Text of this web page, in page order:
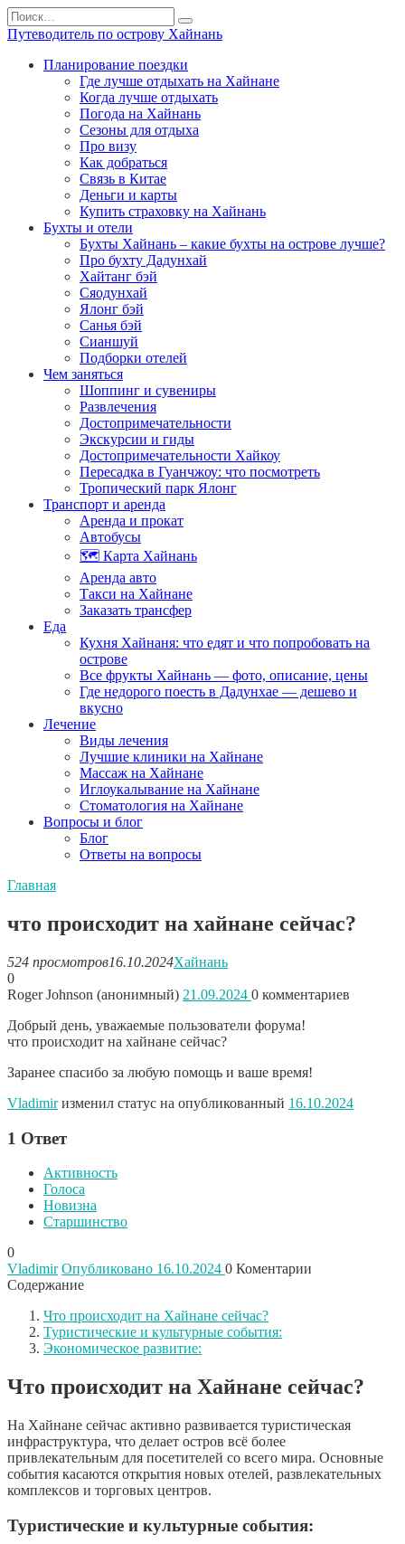
Перейти
к
содержанию
Search
for:
Путеводитель по острову Хайнань
Планирование поездки
Где лучше отдыхать на Хайнане
Когда лучше отдыхать
Погода на Хайнань
Сезоны для отдыха
Про визу
Как добраться
Связь в Китае
Деньги и карты
Купить страховку на Хайнань
Бухты и отели
Бухты Хайнань – какие бухты на острове лучше?
Про бухту Дадунхай
Хайтанг бэй
Сяодунхай
Ялонг бэй
Санья бэй
Сианшуй
Подборки отелей
Чем заняться
Шоппинг и сувениры
Развлечения
Достопримечательности
Экскурсии и гиды
Достопримечательности Хайкоу
Пересадка в Гуанчжоу: что посмотреть
Тропический парк Ялонг
Транспорт и аренда
Аренда и прокат
Автобусы
🗺️ Карта Хайнань
Аренда авто
Такси на Хайнане
Заказать трансфер
Еда
Кухня Хайнаня: что едят и что попробовать на
острове
Все фрукты Хайнань — фото, описание, цены
Где недорого поесть в Дадунхае — дешево и
вкусно
Лечение
Виды лечения
Лучшие клиники на Хайнане
Массаж на Хайнане
Иглоукалывание на Хайнане
Стоматология на Хайнане
Вопросы и блог
Блог
Ответы на вопросы
Главная
что происходит на хайнане сейчас?
524 просмотров16.10.2024Хайнань
0
Roger Johnson (анонимный) 21.09.2024 0 комментариев
Добрый день, уважаемые пользователи форума!
что происходит на хайнане сейчас?
Заранее спасибо за любую помощь и ваше время!
Vladimirизменил статус на опубликованный 16.10.2024
1 Ответ
Активность
Голоса
Новизна
Старшинство
0
Vladimir Опубликовано 16.10.2024 0 Коментарии
Содержание
Что происходит на Хайнане сейчас?
Туристические и культурные события:
Экономическое развитие:
Что происходит на Хайнане сейчас?
На Хайнане сейчас активно развивается туристическая
инфраструктура, что делает остров всё более
привлекательным для посетителей со всего мира. Основные
события касаются открытия новых отелей, развлекательных
комплексов и торговых центров.
Туристические и культурные события: